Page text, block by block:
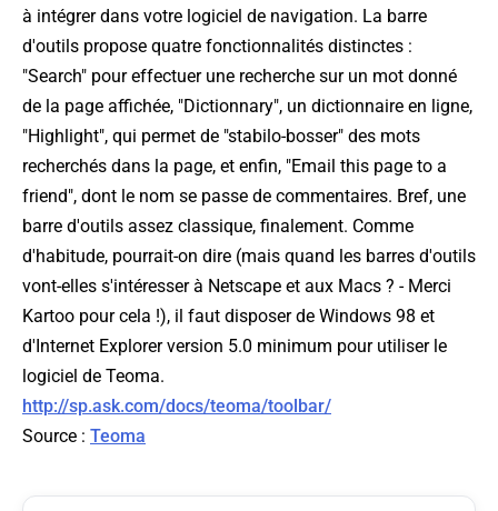
à intégrer dans votre logiciel de navigation. La barre
d'outils propose quatre fonctionnalités distinctes :
"Search" pour effectuer une recherche sur un mot donné
de la page affichée, "Dictionnary", un dictionnaire en ligne,
"Highlight", qui permet de "stabilo-bosser" des mots
recherchés dans la page, et enfin, "Email this page to a
friend", dont le nom se passe de commentaires. Bref, une
barre d'outils assez classique, finalement. Comme
d'habitude, pourrait-on dire (mais quand les barres d'outils
vont-elles s'intéresser à Netscape et aux Macs ? - Merci
Kartoo pour cela !), il faut disposer de Windows 98 et
d'Internet Explorer version 5.0 minimum pour utiliser le
logiciel de Teoma.
http://sp.ask.com/docs/teoma/toolbar/
Source : Teoma